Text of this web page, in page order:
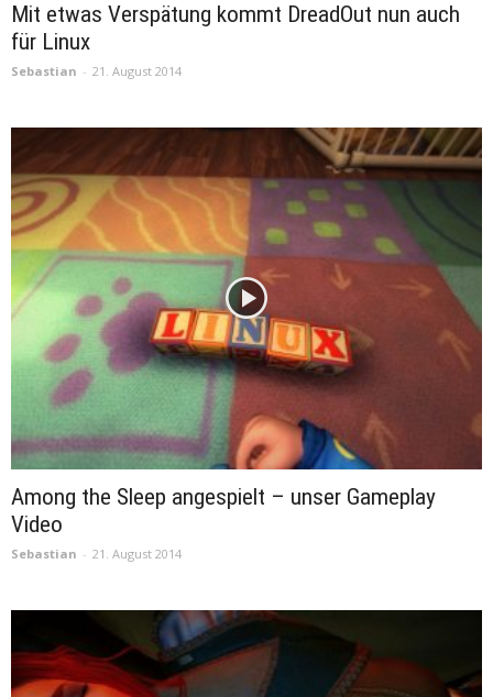
Mit etwas Verspätung kommt DreadOut nun auch
für Linux
Sebastian - 21. August 2014
Among the Sleep angespielt – unser Gameplay
Video
Sebastian - 21. August 2014